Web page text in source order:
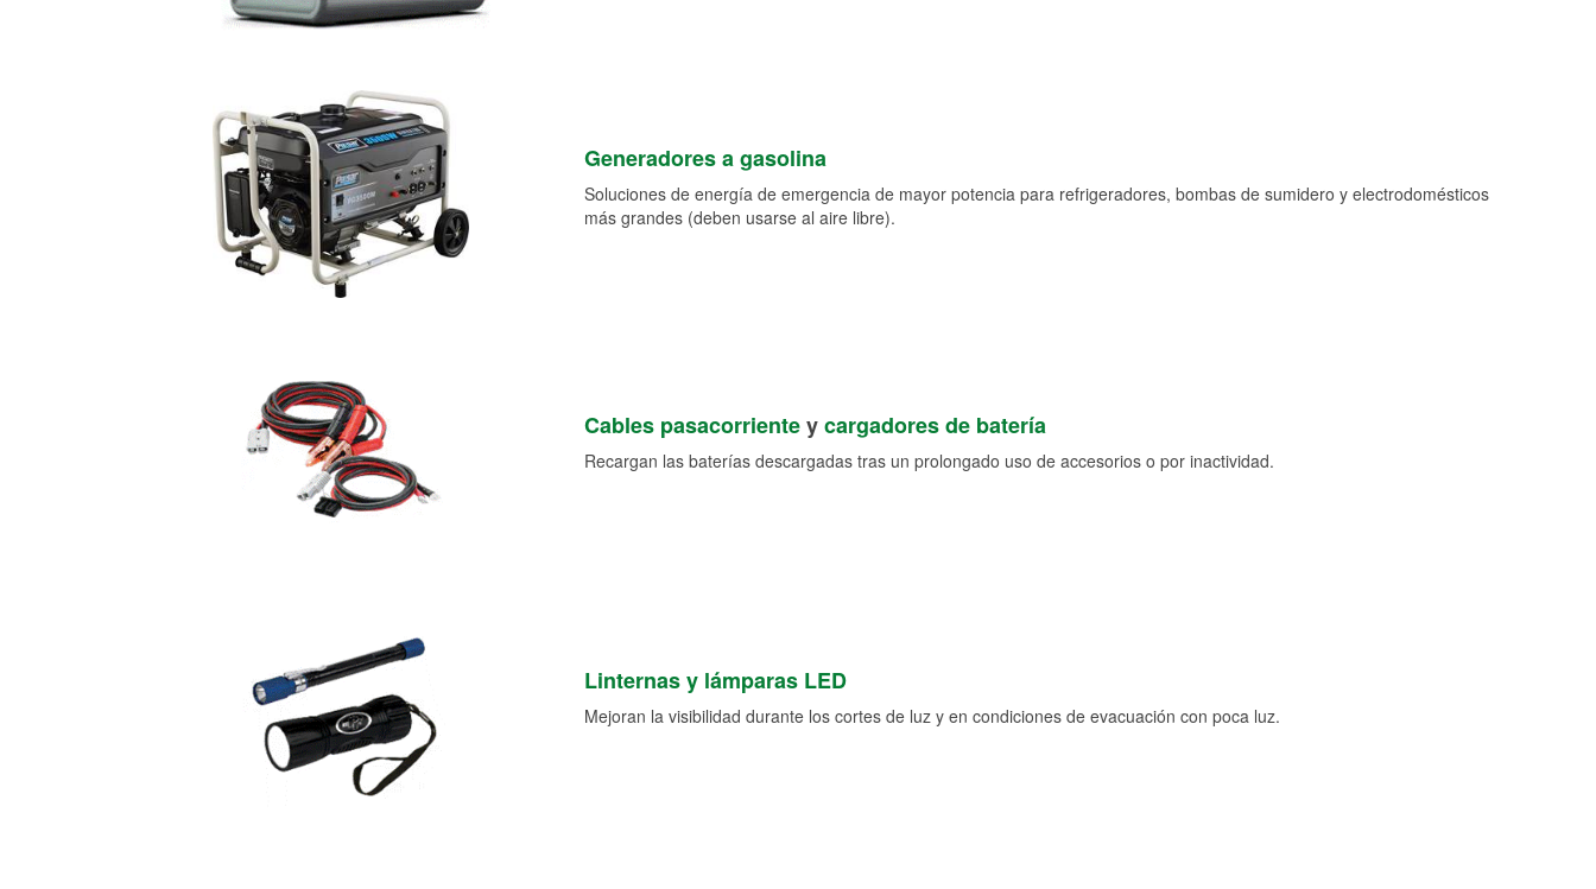
Generadores a gasolina
Soluciones de energía de emergencia de mayor potencia para refrigeradores, bombas de sumidero y electrodomésticos
más grandes (deben usarse al aire libre).
Cables pasacorrienteycargadores de batería
Recargan las baterías descargadas tras un prolongado uso de accesorios o por inactividad.
Linternas y lámparas LED
Mejoran la visibilidad durante los cortes de luz y en condiciones de evacuación con poca luz.